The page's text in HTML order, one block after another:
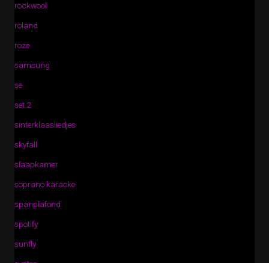
rockwool
roland
roze
samsung
se
set 2
sinterklaasliedjes
skyfall
slaapkamer
soprano karaoke
spanplafond
spotify
sunfly